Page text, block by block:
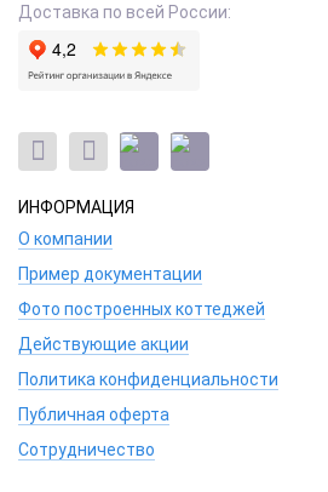
Доставка по всей России:
ИНФОРМАЦИЯ
О компании
Пример документации
Фото построенных коттеджей
Действующие акции
Политика конфиденциальности
Публичная оферта
Сотрудничество